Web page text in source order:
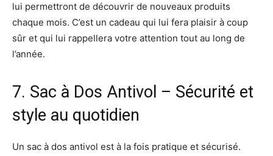
lui permettront de découvrir de nouveaux produits
chaque mois. C’est un cadeau qui lui fera plaisir à coup
sûr et qui lui rappellera votre attention tout au long de
l’année.
7. Sac à Dos Antivol – Sécurité et
style au quotidien
Un sac à dos antivol est à la fois pratique et sécurisé.